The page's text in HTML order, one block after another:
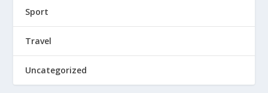
Sport
Travel
Uncategorized